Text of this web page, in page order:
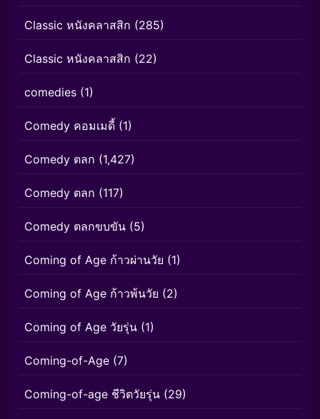
Classic หนังคลาสสิก (285)
Classic หนังคลาสสิก (22)
comedies (1)
Comedy คอมเมดี้ (1)
Comedy ตลก (1,427)
Comedy ตลก (117)
Comedy ตลกขบขัน (5)
Coming of Age ก้าวผ่านวัย (1)
Coming of Age ก้าวพ้นวัย (2)
Coming of Age วัยรุ่น (1)
Coming-of-Age (7)
Coming-of-age ชีวิตวัยรุ่น (29)